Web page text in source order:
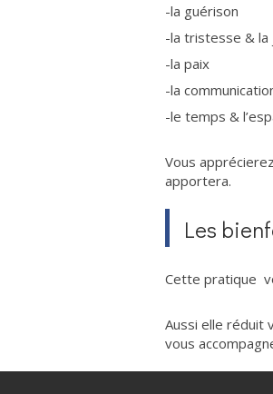
-la guérison
-la tristesse & la
-la paix
-la
-le temps &
Vous
apportera.
Les
Cette pratique
Aussi elle réduit
vous